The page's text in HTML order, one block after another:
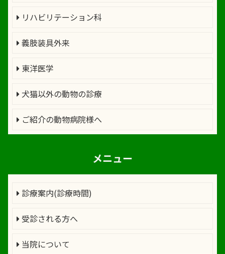
リハビリテーション科
義肢装具外来
東洋医学
犬猫以外の動物の診療
ご紹介の動物病院様へ
メニュー
診療案内(診療時間)
受診される方へ
当院について